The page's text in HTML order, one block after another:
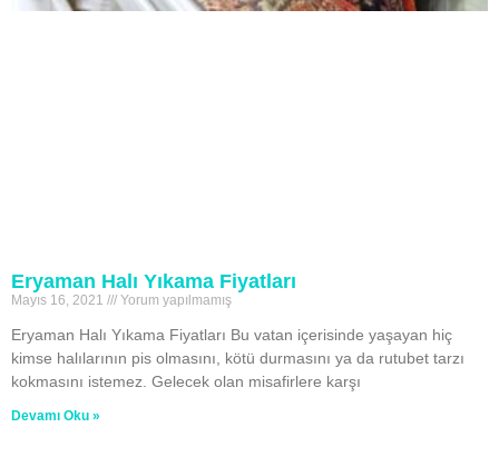
Eryaman Halı Yıkama Fiyatları
Mayıs 16, 2021 Yorum yapılmamış
Eryaman Halı Yıkama Fiyatları Bu vatan içerisinde yaşayan hiç
kimse halılarının pis olmasını, kötü durmasını ya da rutubet tarzı
kokmasını istemez. Gelecek olan misafirlere karşı
Devamı Oku »